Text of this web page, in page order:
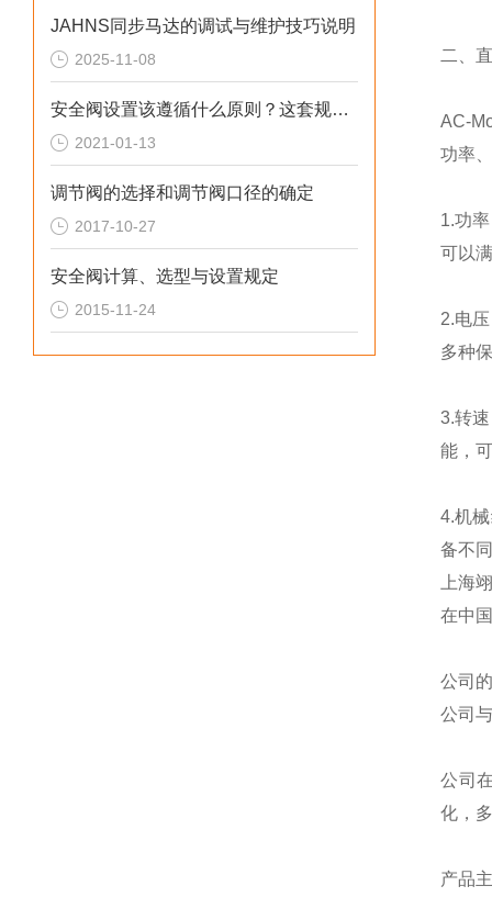
JAHNS同步马达的调试与维护技巧说明
2025-11-08
安全阀设置该遵循什么原则？这套规定值得回顾！
2021-01-13
调节阀的选择和调节阀口径的确定
2017-10-27
安全阀计算、选型与设置规定
2015-11-24
二、
AC-
功率
1.功
可以
2.电
多种
3.转
能，
4.机
备不
上海
在中
公司
公司
公司
化，
产品